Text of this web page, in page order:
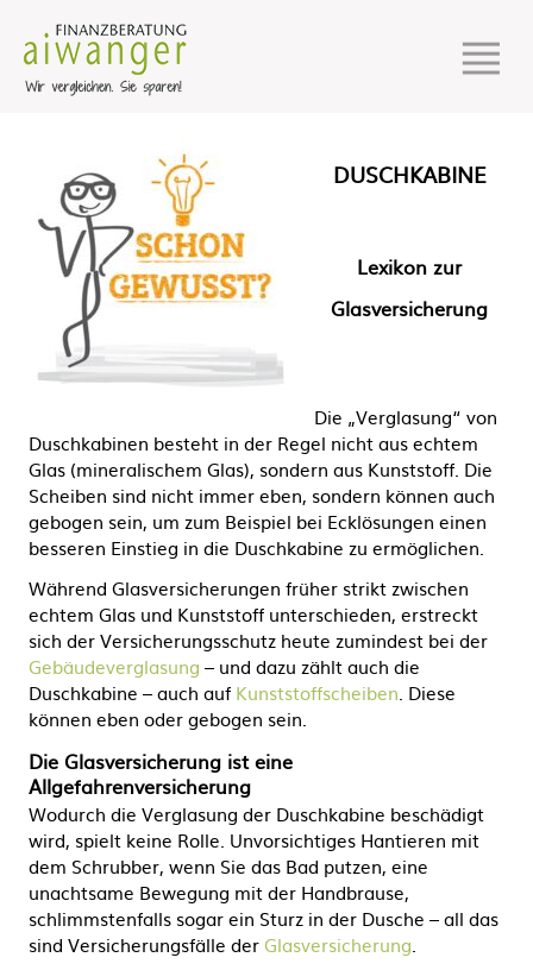
DUSCHKABINE
Lexikon zur
Glasversicherung
Die „Verglasung“ von
Duschkabinen besteht in der Regel nicht aus echtem
Glas (mineralischem Glas), sondern aus Kunststoff. Die
Scheiben sind nicht immer eben, sondern können auch
gebogen sein, um zum Beispiel bei Ecklösungen einen
besseren Einstieg in die Duschkabine zu ermöglichen.
Während Glasversicherungen früher strikt zwischen
echtem Glas und Kunststoff unterschieden, erstreckt
sich der Versicherungsschutz heute zumindest bei der
Gebäudeverglasung – und dazu zählt auch die
Duschkabine – auch auf Kunststoffscheiben. Diese
können eben oder gebogen sein.
Die Glasversicherung ist eine
Allgefahrenversicherung
Wodurch die Verglasung der Duschkabine beschädigt
wird, spielt keine Rolle. Unvorsichtiges Hantieren mit
dem Schrubber, wenn Sie das Bad putzen, eine
unachtsame Bewegung mit der Handbrause,
schlimmstenfalls sogar ein Sturz in der Dusche – all das
sind Versicherungsfälle derGlasversicherung.